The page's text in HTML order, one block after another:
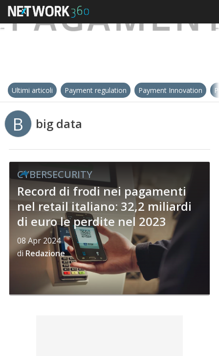
Ultimi articoli Payment regulation Payment Innovation
B big data
CYBERSECURITY
Record di frodi nei pagamenti
nel retail italiano: 32,2 miliardi
di euro le perdite nel 2023
08 Apr 2024
di Redazione